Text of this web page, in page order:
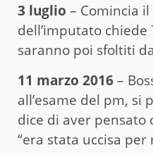
3 luglio – Comincia
dell’imputato
saranno poi sfoltiti
11 marzo 2016–
all’esame del pm, si
dice di aver pensato
“era stata uccisa